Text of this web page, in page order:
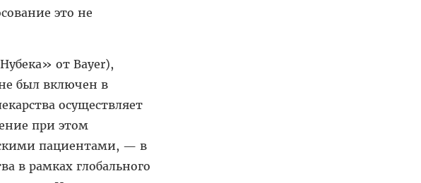
это не
от Bayer),
был включен в
осуществляет
при этом
пациентами, — в
в рамках глобального